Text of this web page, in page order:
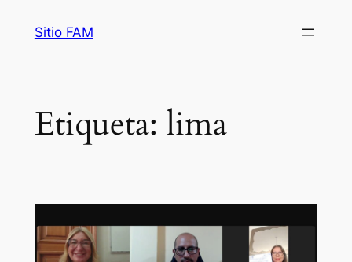
Sitio FAM
Etiqueta: lima